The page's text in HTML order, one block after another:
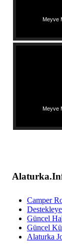
Meyve
Meyve
Camper
Güncel
Güncel
Alaturka